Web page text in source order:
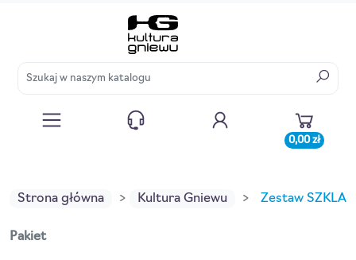
0,00 zł
Strona główna Kultura Gniewu Zestaw
Pakiet